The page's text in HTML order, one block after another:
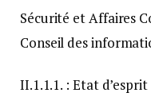
Sécurité et Affaires
Conseil des
II.1.1.1. : Etat